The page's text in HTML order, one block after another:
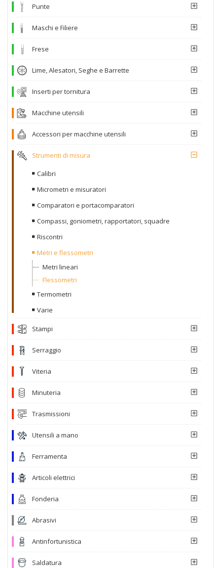
Punte
Maschi e Filiere
Frese
Lime, Alesatori, Seghe e Barrette
Inserti per tornitura
Macchine utensili
Accessori per macchine utensili
Strumenti di misura
Calibri
Micrometri e misuratori
Comparatori e portacomparatori
Compassi, goniometri, rapportatori, squadre
Riscontri
Metri e flessometri
Metri lineari
Flessometri
Termometri
Varie
Stampi
Serraggio
Viteria
Minuteria
Trasmissioni
Utensili a mano
Ferramenta
Articoli elettrici
Fonderia
Abrasivi
Antinfortunistica
Saldatura